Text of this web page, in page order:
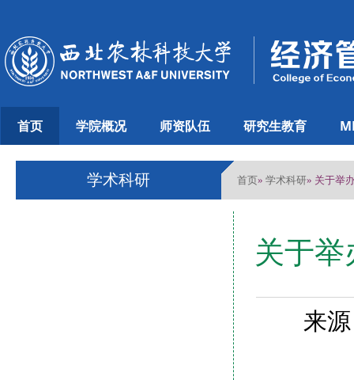
首页 学院概况 师资队伍 研究生教育
学术科研 首页» 学术科研» 关于举
关于举
来